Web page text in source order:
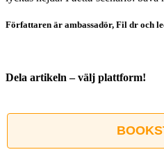
Författaren är ambassadör, Fil dr och
Dela artikeln – välj plattform!
post